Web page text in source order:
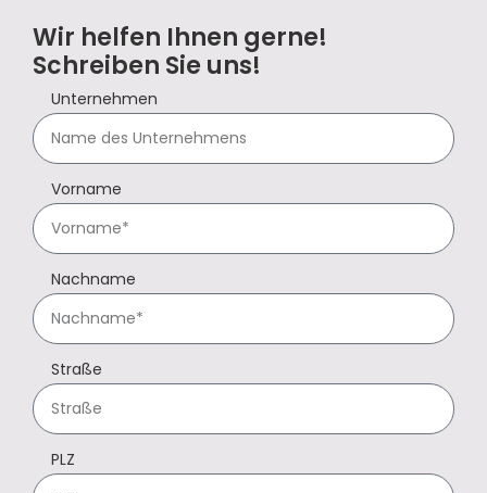
Wir helfen Ihnen gerne!
Schreiben Sie uns!
Unternehmen
Vorname
Nachname
Straße
PLZ